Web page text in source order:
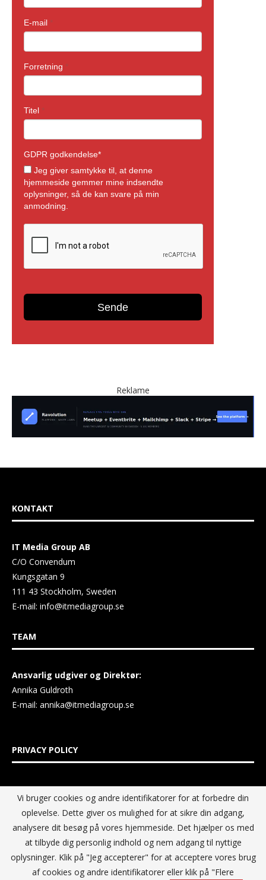
Reklame
KONTAKT
IT Media Group AB
C/O Convendum
Kungsgatan 9
111 43 Stockholm, Sweden
E-mail: info@itmediagroup.se
TEAM
Ansvarlig udgiver og Direktør:
Annika Guldroth
E-mail: annika@itmediagroup.se
PRIVACY POLICY
IT MEDIA GROUP Data Privacy Policy
Vi bruger cookies og andre identifikatorer for at forbedre din
oplevelse. Dette giver os mulighed for at sikre din adgang,
analysere dit besøg på vores hjemmeside. Det hjælper os med
at tilbyde dig personlig indhold og nem adgang til nyttige
oplysninger. Klik på "Jeg accepterer" for at acceptere vores brug
af cookies og andre identifikatorer eller klik på "Flere